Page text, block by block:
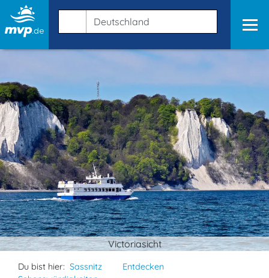
Victoriasicht
Du bist hier: Sassnitz
Entdecken